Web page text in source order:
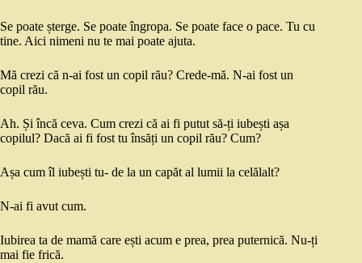
Se poate șterge. Se poate îngropa. Se poate face o pace. Tu cu
tine. Aici nimeni nu te mai poate ajuta.
Mă crezi că n-ai fost un copil rău? Crede-mă. N-ai fost un
copil rău.
Ah. Și încă ceva. Cum crezi că ai fi putut să-ți iubești așa
copilul? Dacă ai fi fost tu însăți un copil rău? Cum?
Așa cum îl iubești tu- de la un capăt al lumii la celălalt?
N-ai fi avut cum.
Iubirea ta de mamă care ești acum e prea, prea puternică. Nu-ți
mai fie frică.